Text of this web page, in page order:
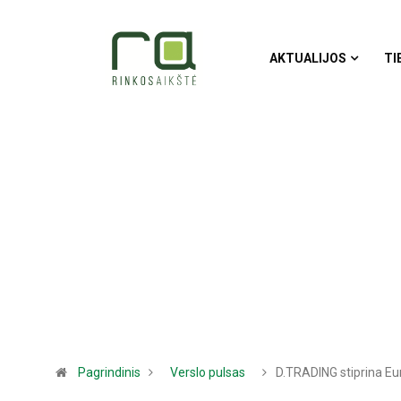
AKTUALIJOS
Pagrindinis Verslo pulsas D.TRADING stiprina